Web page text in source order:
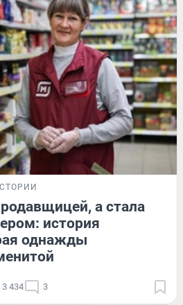
а стала
история
однажды
3 434 3